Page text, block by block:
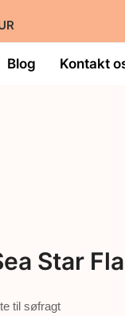
Blog Kontakt
Star
til søfragt